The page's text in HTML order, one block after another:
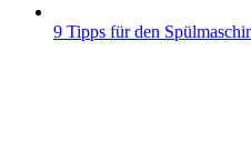
9 Tipps für den